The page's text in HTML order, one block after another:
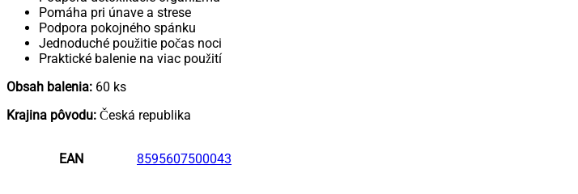
Pomáha pri únave a strese
Podpora pokojného spánku
Jednoduché použitie počas noci
Praktické balenie na viac použití
Obsah balenia: 60 ks
Krajina pôvodu: Česká republika
EAN 8595607500043